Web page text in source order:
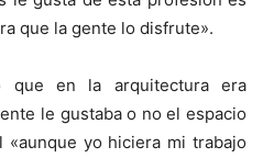
que la gente lo disfrute».
que en la arquitectura era
le gustaba o no el espacio
«aunque yo hiciera mi trabajo